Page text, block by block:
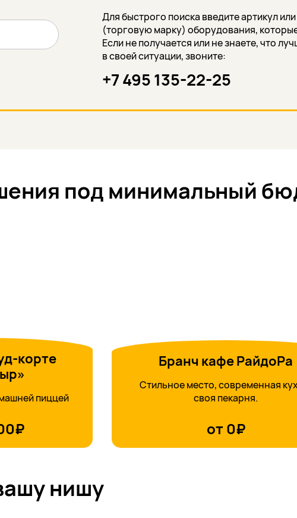
Для быстрого поиска введите артикул
(торговую марку) оборудования,
Если не получается или не знаете, что
в своей ситуации, звоните:
+7 495 135-22-25
под минимальный
корте
пиццей
Бранч кафе РайдоРа
Стильное место, современная
своя пекарня.
от 0₽
нишу